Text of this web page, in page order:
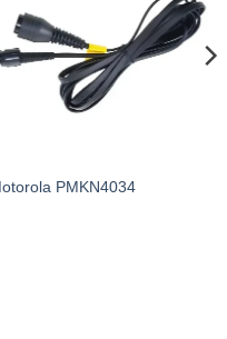
PMKN4034